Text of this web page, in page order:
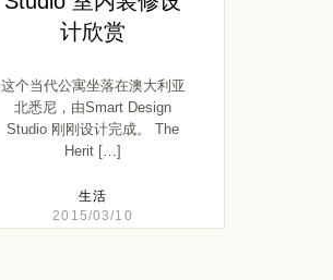
计欣赏
这个当代公寓坐落在澳大利亚
北悉尼，由Smart Design
Studio 刚刚设计完成。 The
Herit […]
生活
2015/03/10